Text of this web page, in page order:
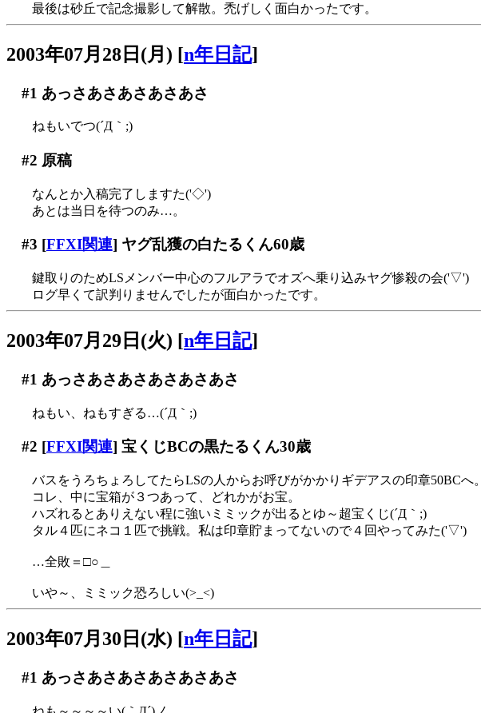
最後は砂丘で記念撮影して解散。禿げしく面白かったです。
2003年07月28日(月) [n年日記]
#1 あっさあさあさあさあさ
ねもいでつ(´Д｀;)
#2 原稿
なんとか入稿完了しますた('◇')ゞ
あとは当日を待つのみ…。
#3 [FFXI関連] ヤグ乱獲の白たるくん60歳
鍵取りのためLSメンバー中心のフルアラでオズへ乗り込みヤグ惨殺の会('▽')
ログ早くて訳判りませんでしたが面白かったです。
2003年07月29日(火) [n年日記]
#1 あっさあさあさあさあさあさ
ねもい、ねもすぎる…(´Д｀;)
#2 [FFXI関連] 宝くじBCの黒たるくん30歳
バスをうろちょろしてたらLSの人からお呼びがかかりギデアスの印章50BCへ。
コレ、中に宝箱が３つあって、どれかがお宝。
ハズれるとありえない程に強いミミックが出るとゆ～超宝くじ(´Д｀;)
タル４匹にネコ１匹で挑戦。私は印章貯まってないので４回やってみた('▽')
…全敗＝□○＿
いや～、ミミック恐ろしい(>_<)
2003年07月30日(水) [n年日記]
#1 あっさあさあさあさあさあさ